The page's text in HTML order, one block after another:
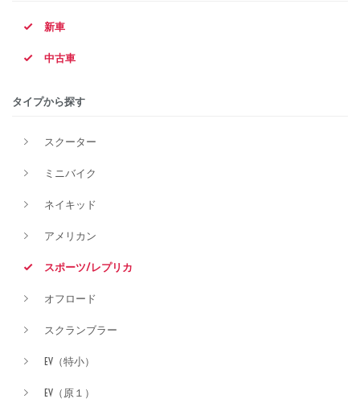
新車
中古車
タイプから探す
スクーター
ミニバイク
ネイキッド
アメリカン
スポーツ/レプリカ
オフロード
スクランブラー
EV（特小）
EV（原１）
排気量
価格